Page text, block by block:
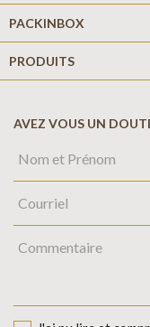
PACKINBOX
PRODUITS
AVEZ VOUS UN